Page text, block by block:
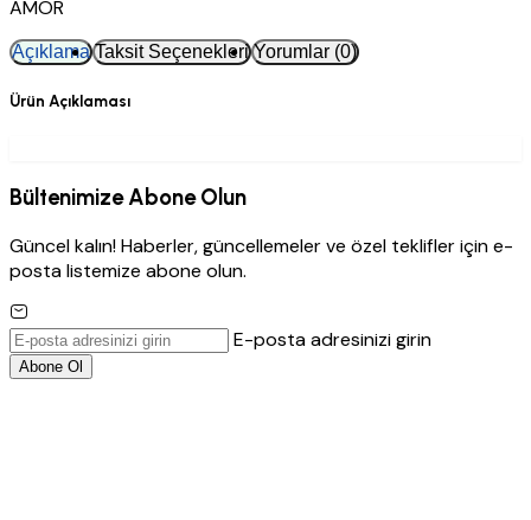
AMOR
Açıklama Taksit Seçenekleri Yorumlar (0)
Ürün Açıklaması
Bültenimize Abone Olun
Güncel kalın! Haberler, güncellemeler ve özel teklifler için e-
posta listemize abone olun.
E-posta adresinizi girin
Abone Ol